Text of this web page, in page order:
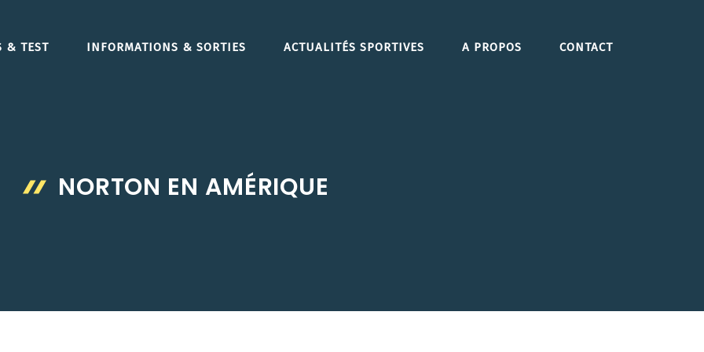
& TEST INFORMATIONS & SORTIES ACTUALITÉS SPORTIVES A PROPOS CONTACT
NORTON EN AMÉRIQUE